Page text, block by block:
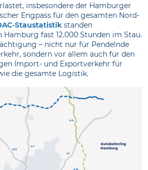
insbesondere der Hamburger
Engpass für den gesamten Nord-
Staustatistik standen
Hamburg fast 12.000 Stunden im Stau.
– nicht nur für Pendelnde
sondern vor allem auch für den
Import- und Exportverkehr für
die gesamte Logistik.